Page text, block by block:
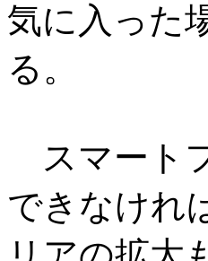
気に入った
る。
スマート
できなけれ